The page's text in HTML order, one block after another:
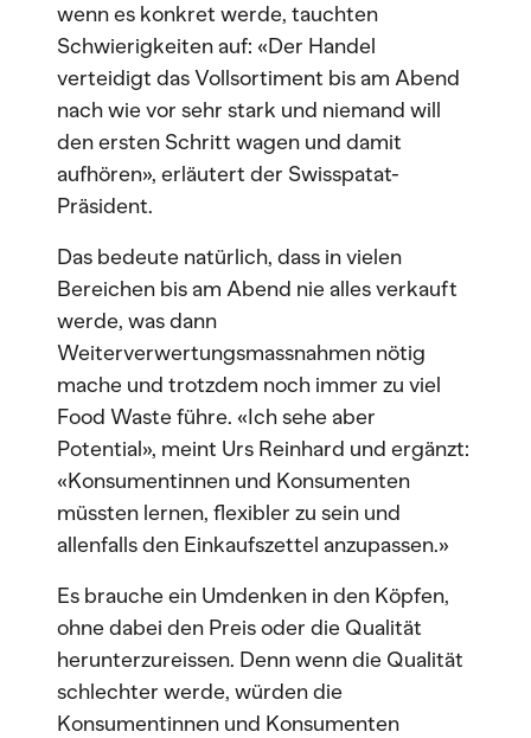
wenn es konkret werde, tauchten
Schwierigkeiten auf: «Der Handel
verteidigt das Vollsortiment bis am Abend
nach wie vor sehr stark und niemand will
den ersten Schritt wagen und damit
aufhören», erläutert der Swisspatat-
Präsident.
Das bedeute natürlich, dass in vielen
Bereichen bis am Abend nie alles verkauft
werde, was dann
Weiterverwertungsmassnahmen nötig
mache und trotzdem noch immer zu viel
Food Waste führe. «Ich sehe aber
Potential», meint Urs Reinhard und ergänzt:
«Konsumentinnen und Konsumenten
müssten lernen, flexibler zu sein und
allenfalls den Einkaufszettel anzupassen.»
Es brauche ein Umdenken in den Köpfen,
ohne dabei den Preis oder die Qualität
herunterzureissen. Denn wenn die Qualität
schlechter werde, würden die
Konsumentinnen und Konsumenten